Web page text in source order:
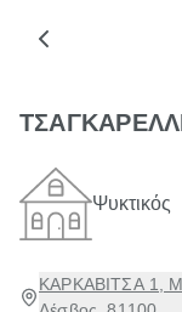
Ψυκτικός
ΚΑΡΚΑΒΙΤΣΑ 1,